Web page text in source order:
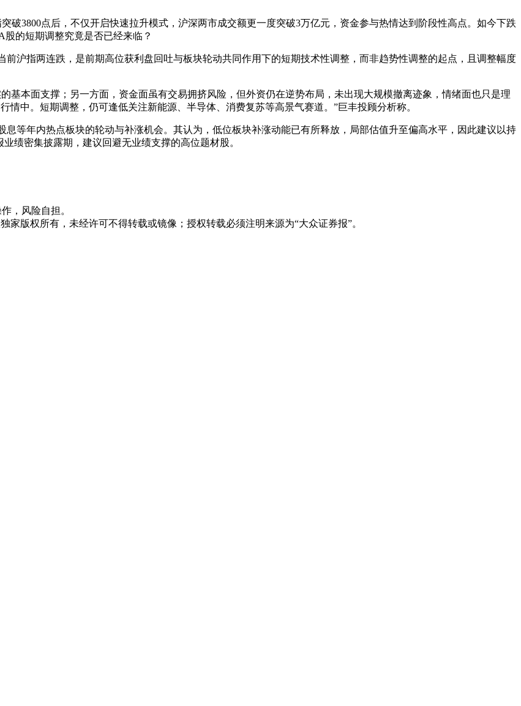
破3800点后，不仅开启快速拉升模式，沪深两市成交额更一度突破3万亿元，资金参与热情达到阶段性高点。如今下跌
的短期调整究竟是否已经来临？
沪指两连跌，是前期高位获利盘回吐与板块轮动共同作用下的短期技术性调整，而非趋势性调整的起点，且调整幅度
基本面支撑；另一方面，资金面虽有交易拥挤风险，但外资仍在逆势布局，未出现大规模撤离迹象，情绪面也只是理
情中。短期调整，仍可逢低关注新能源、半导体、消费复苏等高景气赛道。”巨丰投顾分析称。
等年内热点板块的轮动与补涨机会。其认为，低位板块补涨动能已有所释放，局部估值升至偏高水平，因此建议以持
绩密集披露期，建议回避无业绩支撑的高位题材股。
，风险自担。
家版权所有，未经许可不得转载或镜像；授权转载必须注明来源为“大众证券报”。